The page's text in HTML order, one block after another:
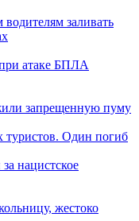
заливать
атаке БПЛА
запрещенную пуму
туристов. Один погиб
нацистское
жестоко